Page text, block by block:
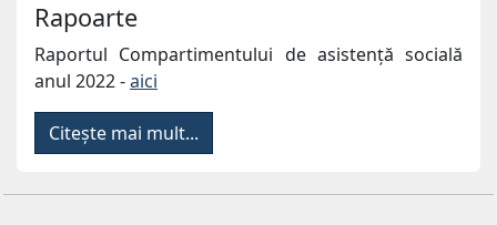
Rapoarte
Raportul Compartimentului de asistență socială
anul 2022 -aici
Citește mai mult...